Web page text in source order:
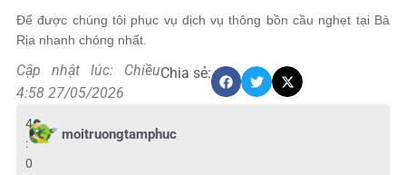
Để được chúng tôi phục vụ dịch vụ thông bồn cầu nghẹt tại Bà
Rịa nhanh chóng nhất.
Cập nhật lúc: Chiều
4:58 27/05/2026
Chia sẻ:
moitruongtamphuc
4
:
0